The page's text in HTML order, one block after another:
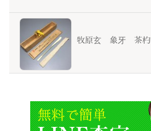
牧原玄 象牙 茶杓